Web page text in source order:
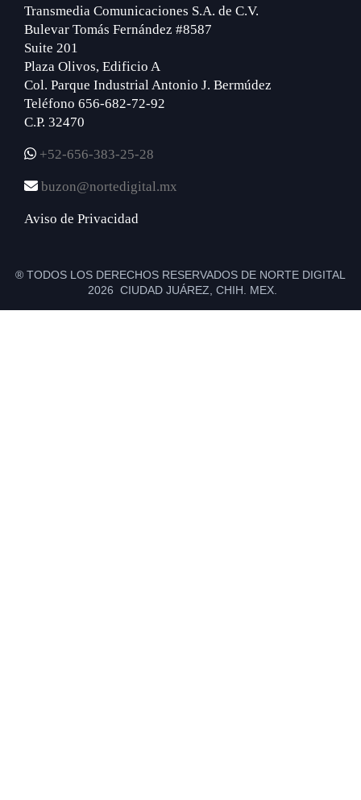
Transmedia Comunicaciones S.A. de C.V.
Bulevar Tomás Fernández #8587
Suite 201
Plaza Olivos, Edificio A
Col. Parque Industrial Antonio J. Bermúdez
Teléfono 656-682-72-92
C.P. 32470
+52-656-383-25-28
buzon@nortedigital.mx
Aviso de Privacidad
® TODOS LOS DERECHOS RESERVADOS DE NORTE DIGITAL
2026 CIUDAD JUÁREZ, CHIH. MEX.